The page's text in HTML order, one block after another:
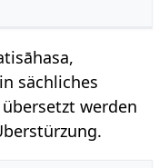
sächliches
werden